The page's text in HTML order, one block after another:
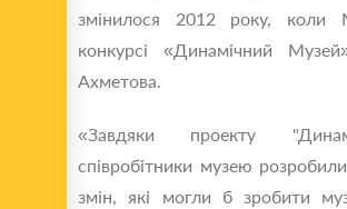
змінилося 2012 року, коли
конкурсі «Динамічний
Ахметова.
«Завдяки проекту
співробітники музею
змін, які могли б зробити